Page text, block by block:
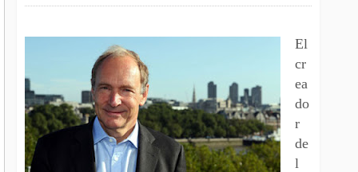
El
cr
ea
do
r
de
l